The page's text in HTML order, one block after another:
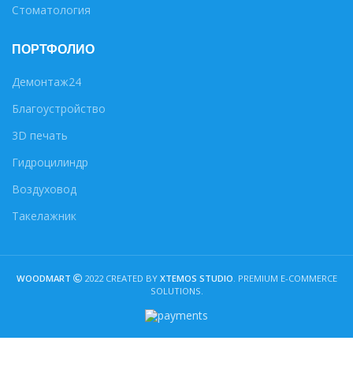
Стоматология
ПОРТФОЛИО
Демонтаж24
Благоустройство
3D печать
Гидроцилиндр
Воздуховод
Такелажник
WOODMART 2022 CREATED BY XTEMOS STUDIO. PREMIUM E-COMMERCE
SOLUTIONS.